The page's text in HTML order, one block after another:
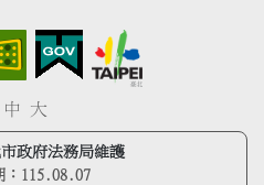
中 大
政府法務局維護
115.08.07